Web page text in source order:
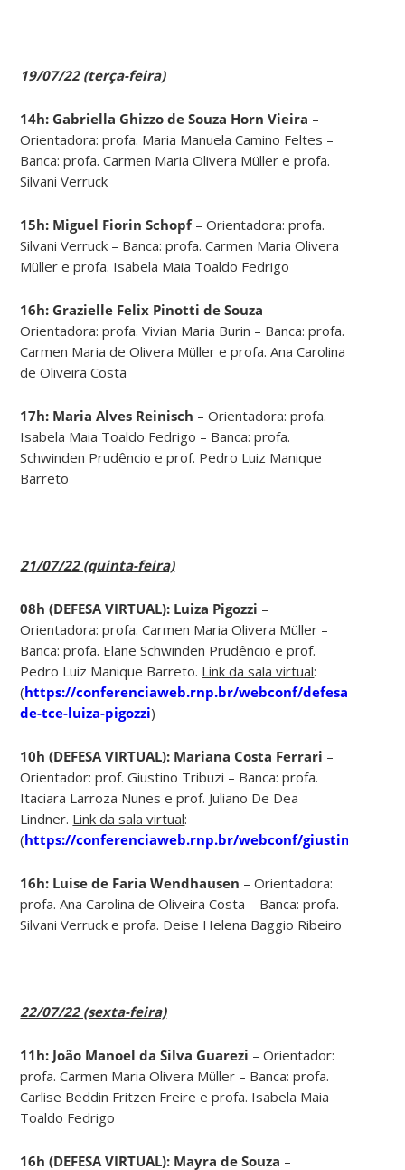
19/07/22 (terça-feira)
14h: Gabriella Ghizzo de Souza Horn Vieira –
Orientadora: profa. Maria Manuela Camino Feltes –
Banca: profa. Carmen Maria Olivera Müller e profa.
Silvani Verruck
15h: Miguel Fiorin Schopf– Orientadora: profa.
Silvani Verruck – Banca: profa. Carmen Maria Olivera
Müller e profa. Isabela Maia Toaldo Fedrigo
16h: Grazielle Felix Pinotti de Souza –
Orientadora: profa. Vivian Maria Burin – Banca: profa.
Carmen Maria de Olivera Müller e profa. Ana Carolina
de Oliveira Costa
17h: Maria Alves Reinisch – Orientadora: profa.
Isabela Maia Toaldo Fedrigo – Banca: profa.
Schwinden Prudêncio e prof. Pedro Luiz Manique
Barreto
21/07/22 (quinta-feira)
08h (DEFESA VIRTUAL): Luiza Pigozzi –
Orientadora: profa. Carmen Maria Olivera Müller –
Banca: profa. Elane Schwinden Prudêncio e prof.
Pedro Luiz Manique Barreto. Link da sala virtual:
(https://conferenciaweb.rnp.br/webconf/defesa-
de-tce-luiza-pigozzi)
10h (DEFESA VIRTUAL): Mariana Costa Ferrari –
Orientador: prof. Giustino Tribuzi – Banca: profa.
Itaciara Larroza Nunes e prof. Juliano De Dea
Lindner. Link da sala virtual:
(https://conferenciaweb.rnp.br/webconf/giustino
16h: Luise de Faria Wendhausen – Orientadora:
profa. Ana Carolina de Oliveira Costa – Banca: profa.
Silvani Verruck e profa. Deise Helena Baggio Ribeiro
22/07/22 (sexta-feira)
11h: João Manoel da Silva Guarezi – Orientador:
profa. Carmen Maria Olivera Müller – Banca: profa.
Carlise Beddin Fritzen Freire e profa. Isabela Maia
Toaldo Fedrigo
16h (DEFESA VIRTUAL): Mayra de Souza –